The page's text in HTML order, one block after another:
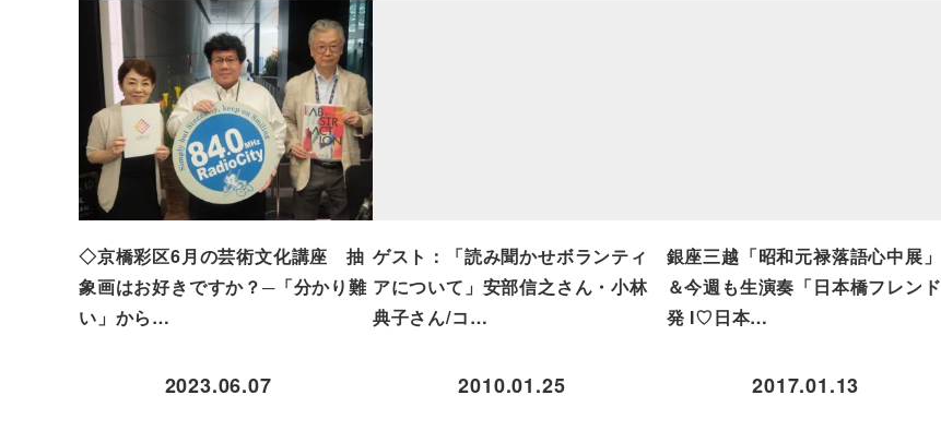
◇京橋彩区6月の芸術文化講座 抽
象画はお好きですか？─「分かり難
い」から…
2023.06.07
ゲスト：「読み聞かせボランティ
アについて」安部信之さん・小林
典子さん/コ…
2010.01.25
銀座三越「昭和元禄落語心中展」
＆今週も生演奏「日本橋フレンド
発 I♡日本…
2017.01.13